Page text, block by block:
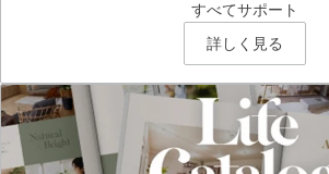
すべてサポート
詳しく見る